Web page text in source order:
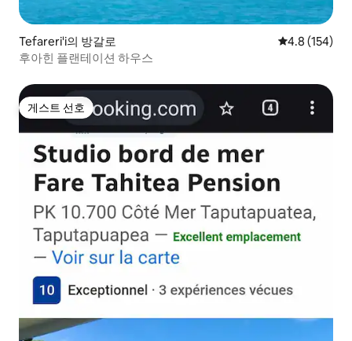
Tefareri'i의 방갈로 평점 4.8점(5
4.8 (154)
후아힌 플랜테이션 하우스
게스트 선호
게스트 선호